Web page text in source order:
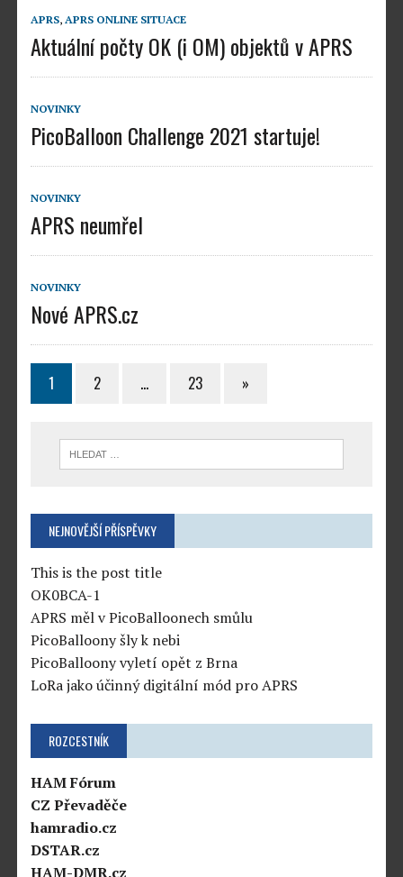
APRS, APRS ONLINE SITUACE
Aktuální počty OK (i OM) objektů v APRS
NOVINKY
PicoBalloon Challenge 2021 startuje!
NOVINKY
APRS neumřel
NOVINKY
Nové APRS.cz
1 2 … 23 »
NEJNOVĚJŠÍ PŘÍSPĚVKY
This is the post title
OK0BCA-1
APRS měl v PicoBalloonech smůlu
PicoBalloony šly k nebi
PicoBalloony vyletí opět z Brna
LoRa jako účinný digitální mód pro APRS
ROZCESTNÍK
HAM Fórum
CZ Převaděče
hamradio.cz
DSTAR.cz
HAM-DMR.cz